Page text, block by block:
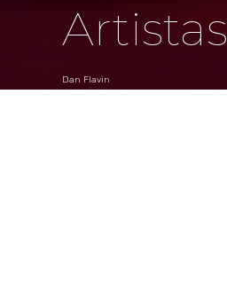
Dan Flavin
Artistas